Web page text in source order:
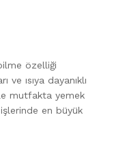
özelliği
ısıya dayanıklı
mutfakta yemek
en büyük